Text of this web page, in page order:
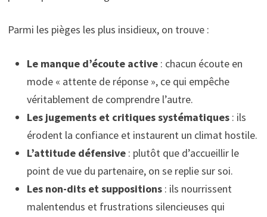
Parmi les pièges les plus insidieux, on trouve :
Le manque d’écoute active: chacun écoute en
mode « attente de réponse », ce qui empêche
véritablement de comprendre l’autre.
Les jugements et critiques systématiques: ils
érodent la confiance et instaurent un climat hostile.
L’attitude défensive: plutôt que d’accueillir le
point de vue du partenaire, on se replie sur soi.
Les non-dits et suppositions: ils nourrissent
malentendus et frustrations silencieuses qui